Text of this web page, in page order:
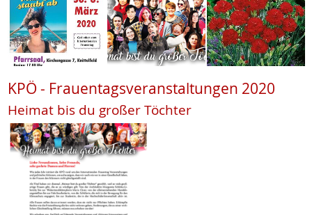
KPÖ - Frauentagsveranstaltungen 2020
Heimat bis du großer Töchter